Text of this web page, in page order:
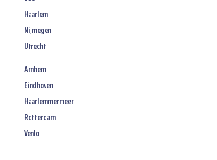
Haarlem
Nijmegen
Utrecht
Arnhem
Eindhoven
Haarlemmermeer
Rotterdam
Venlo